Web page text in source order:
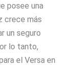
posee una
crece más
un seguro
lo tanto,
el Versa en